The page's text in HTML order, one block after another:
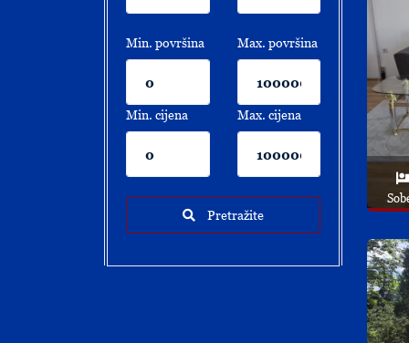
Min. površina Max. površina
Min. cijena Max. cijena
Pretražite